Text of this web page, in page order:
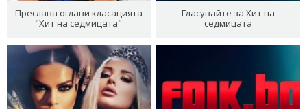
Преслава оглави класацията
"Хит на седмицата"
Гласувайте за Хит на
седмицата